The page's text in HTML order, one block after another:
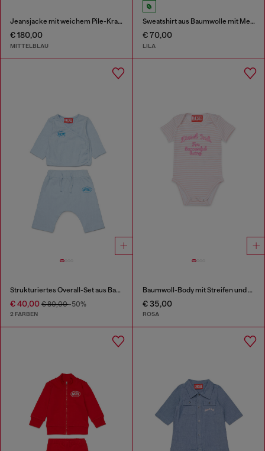
Jeansjacke mit weichem Pile-Kragen
€ 180,00
MITTELBLAU
Sweatshirt aus Baumwolle mit Metallic-Logo
€ 70,00
LILA
Strukturiertes Overall-Set aus Baumwolle
€ 40,00 € 80,00-50%
2 FARBEN
Baumwoll-Body mit Streifen und Print
€ 35,00
ROSA